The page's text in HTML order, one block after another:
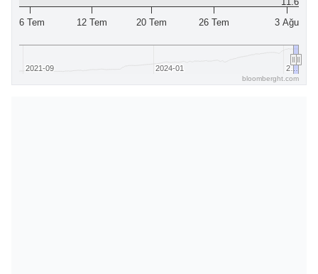
6 Tem 12 Tem 20 Tem 26 Tem 3 Ağu
2021-09
2021-09 2024-01
2024-01 2…
2…
bloomberght.com